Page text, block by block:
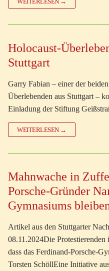
Holocaust-
Stuttgart
Garry Fabian – einer der
Überlebenden aus Stuttgart –
Einladung der Stiftung
WEITERLESEN →
Mahnwache in
Porsche-Gründer
Gymnasiums
Artikel aus den Stuttgarter
08.11.2024Die
dass das Ferdinand-Porsche-
Torsten SchöllEine Initiative